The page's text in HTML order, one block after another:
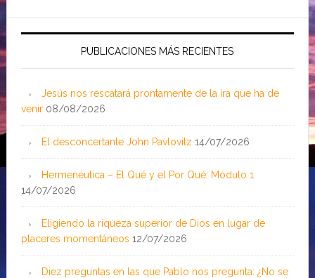
PUBLICACIONES MÁS RECIENTES
Jesús nos rescatará prontamente de la ira que ha de
venir 08/08/2026
El desconcertante John Pavlovitz 14/07/2026
Hermenéutica – El Qué y el Por Qué: Módulo 1
14/07/2026
Eligiendo la riqueza superior de Dios en lugar de
placeres momentáneos 12/07/2026
Diez preguntas en las que Pablo nos pregunta: ¿No se